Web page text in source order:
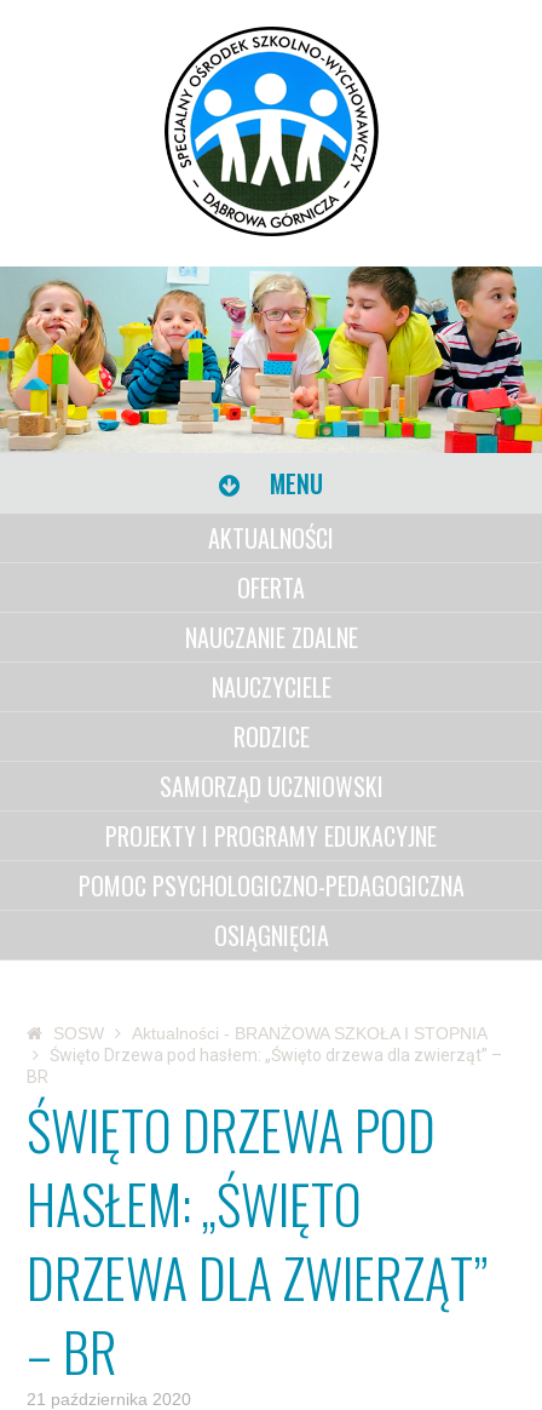
MENU
AKTUALNOŚCI
OFERTA
NAUCZANIE ZDALNE
NAUCZYCIELE
RODZICE
SAMORZĄD UCZNIOWSKI
PROJEKTY I PROGRAMY EDUKACYJNE
POMOC PSYCHOLOGICZNO-PEDAGOGICZNA
OSIĄGNIĘCIA
SOSW
Aktualności - BRANŻOWA SZKOŁA I STOPNIA
Święto Drzewa pod hasłem: „Święto drzewa dla zwierząt” –
BR
ŚWIĘTO DRZEWA POD
HASŁEM: „ŚWIĘTO
DRZEWA DLA ZWIERZĄT”
– BR
21 października 2020